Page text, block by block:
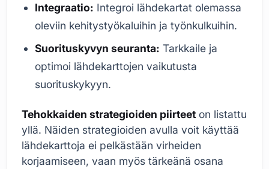
Integraatio: Integroi lähdekartat olemassa
oleviin kehitystyökaluihin ja työnkulkuihin.
Suorituskyvyn seuranta: Tarkkaile ja
optimoi lähdekarttojen vaikutusta
suorituskykyyn.
Tehokkaiden strategioiden piirteet on listattu
yllä. Näiden strategioiden avulla voit käyttää
lähdekarttoja ei pelkästään virheiden
korjaamiseen, vaan myös tärkeänä osana